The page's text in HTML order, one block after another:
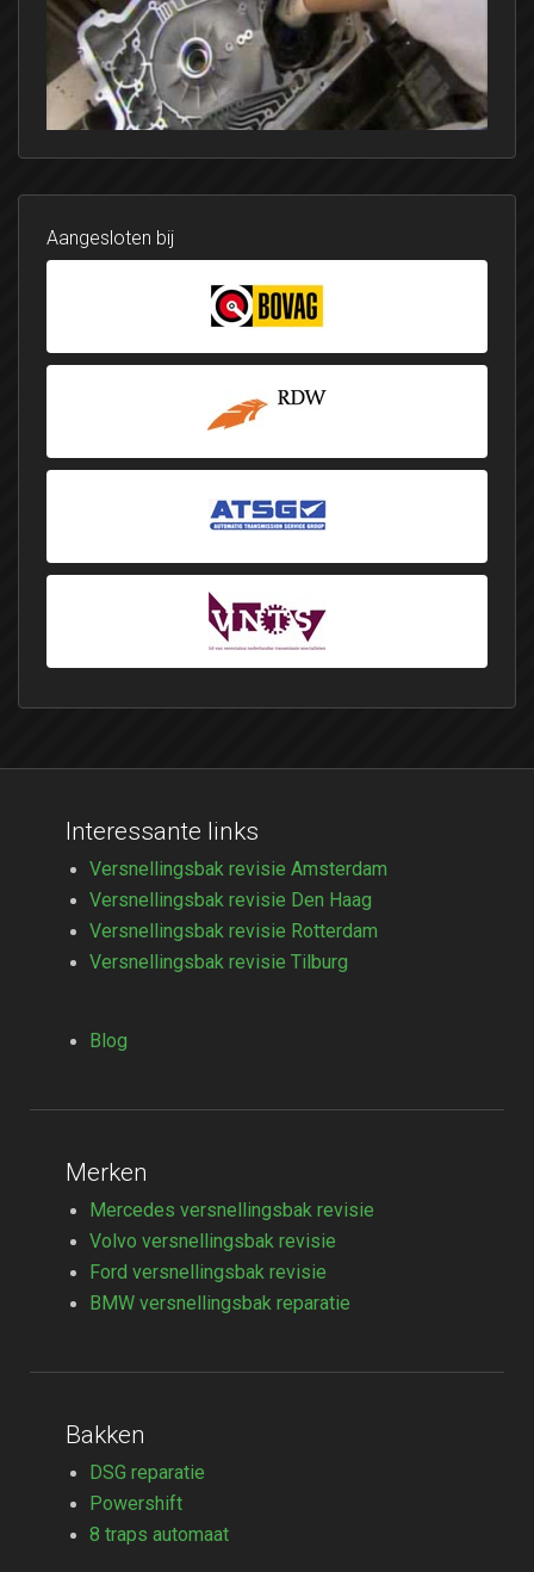
Aangesloten bij
Interessante links
Versnellingsbak revisie Amsterdam
Versnellingsbak revisie Den Haag
Versnellingsbak revisie Rotterdam
Versnellingsbak revisie Tilburg
Blog
Merken
Mercedes versnellingsbak revisie
Volvo versnellingsbak revisie
Ford versnellingsbak revisie
BMW versnellingsbak reparatie
Bakken
DSG reparatie
Powershift
8 traps automaat